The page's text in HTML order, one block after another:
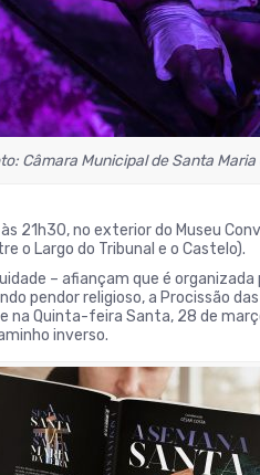
Câmara Municipal de Santa Maria
21h30, no exterior do Museu
o Largo do Tribunal e o Castelo).
– afiançam que é
pendor religioso, a Procissão
na Quinta-feira Santa, 28 de
inverso.